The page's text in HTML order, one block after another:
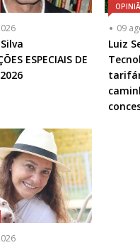
ESPECIAIS DE
09
ou
-
Luiz